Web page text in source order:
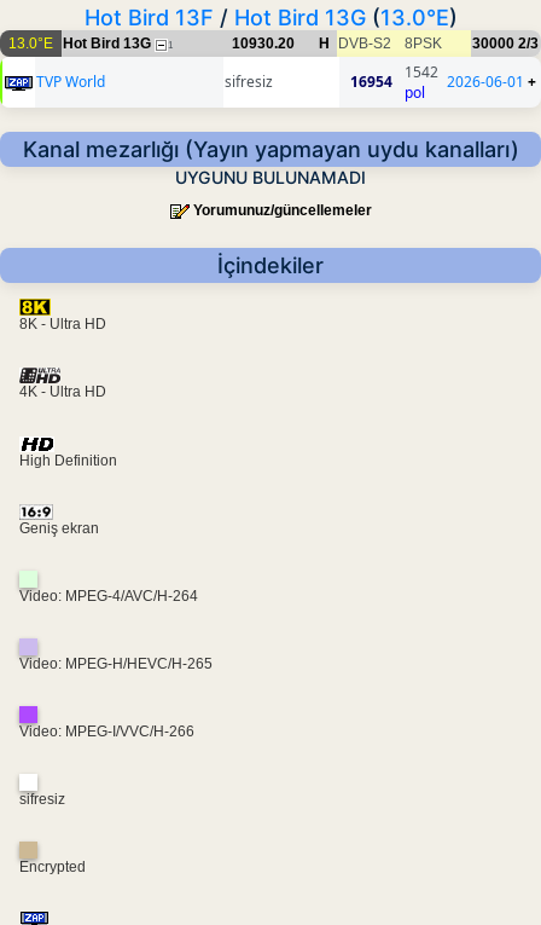
Hot Bird 13F / Hot Bird 13G(13.0°E)
13.0°E Hot Bird 13G 1 10930.20 H DVB-S2 8PSK 30000 2/3
TVP World sifresiz 16954
1542
pol
2026-06-01 +
Kanal mezarlığı (Yayın yapmayan uydu kanalları)
UYGUNU BULUNAMADI
Yorumunuz/güncellemeler
İçindekiler
8K - Ultra HD
4K - Ultra HD
High Definition
Geniş ekran
Video: MPEG-4/AVC/H-264
Video: MPEG-H/HEVC/H-265
Video: MPEG-I/VVC/H-266
sifresiz
Encrypted